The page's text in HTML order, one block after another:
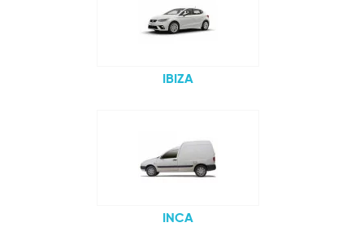
IBIZA
INCA